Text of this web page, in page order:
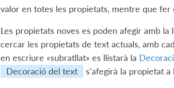
valor en totes les propietats, mentre que
Les propietats noves es poden afegir amb la
cercar les propietats de text actuals, amb
en escriure «subratllat» es llistarà la
Decoració del text
s'afegirà la propietat a